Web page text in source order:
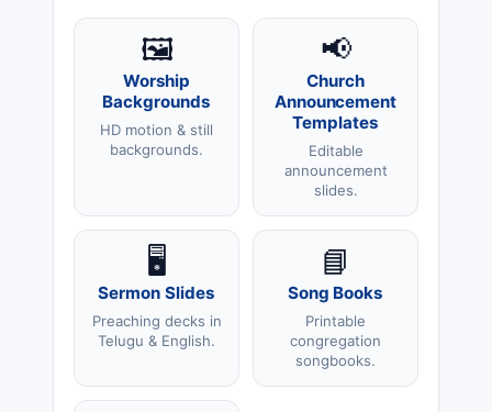
🖼️
Worship
Backgrounds
HD motion & still
backgrounds.
📢
Church
Announcement
Templates
Editable
announcement
slides.
🖥️
Sermon Slides
Preaching decks in
Telugu & English.
📘
Song Books
Printable
congregation
songbooks.